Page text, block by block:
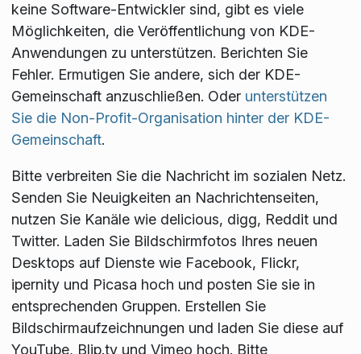
keine Software-Entwickler sind, gibt es viele
Möglichkeiten, die Veröffentlichung von KDE-
Anwendungen zu unterstützen. Berichten Sie
Fehler. Ermutigen Sie andere, sich der KDE-
Gemeinschaft anzuschließen. Oder unterstützen
Sie die Non-Profit-Organisation hinter der KDE-
Gemeinschaft.
Bitte verbreiten Sie die Nachricht im sozialen Netz.
Senden Sie Neuigkeiten an Nachrichtenseiten,
nutzen Sie Kanäle wie delicious, digg, Reddit und
Twitter. Laden Sie Bildschirmfotos Ihres neuen
Desktops auf Dienste wie Facebook, Flickr,
ipernity und Picasa hoch und posten Sie sie in
entsprechenden Gruppen. Erstellen Sie
Bildschirmaufzeichnungen und laden Sie diese auf
YouTube, Blip.tv und Vimeo hoch. Bitte